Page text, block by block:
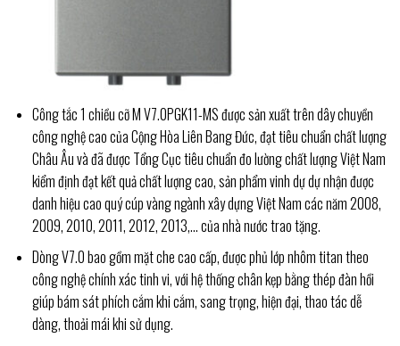
Công tắc 1 chiều cỡ M V7.0PGK11-MS được sản xuất trên dây chuyền
công nghệ cao của Cộng Hòa Liên Bang Đức, đạt tiêu chuẩn chất lượng
Châu Âu và đã được Tổng Cục tiêu chuẩn đo lường chất lượng Việt Nam
kiểm định đạt kết quả chất lượng cao, sản phẩm vinh dự dự nhận được
danh hiệu cao quý cúp vàng ngành xây dựng Việt Nam các năm 2008,
2009, 2010, 2011, 2012, 2013,… của nhà nước trao tặng.
Dòng V7.0 bao gồmmặt che cao cấp, được phủ lớp nhôm titan theo
công nghệ chính xác tinh vi, với hệ thống chân kẹp bằng thép đàn hồi
giúp bám sát phích cắm khi cắm, sang trọng, hiện đại, thao tác dễ
dàng, thoải mái khi sử dụng.